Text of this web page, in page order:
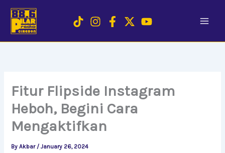
content
Fitur Flipside Instagram
Heboh, Begini Cara
Mengaktifkan
ByAkbar /January 26, 2024